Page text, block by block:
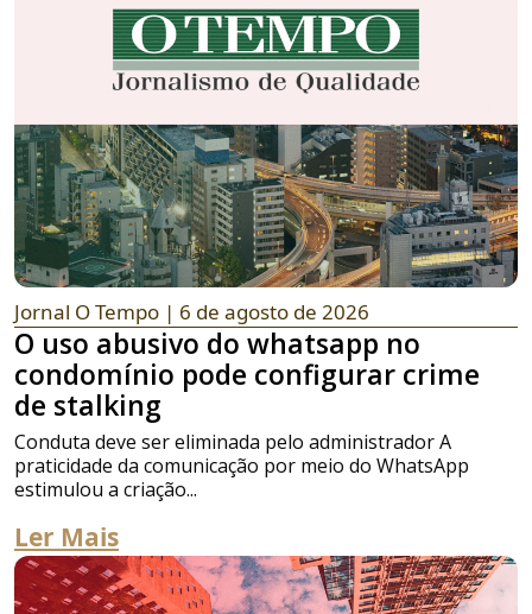
Jornal O Tempo | 6 de agosto de 2026
O uso abusivo do whatsapp no
condomínio pode configurar crime
de stalking
Conduta deve ser eliminada pelo administrador A
praticidade da comunicação por meio do WhatsApp
estimulou a criação...
Ler Mais